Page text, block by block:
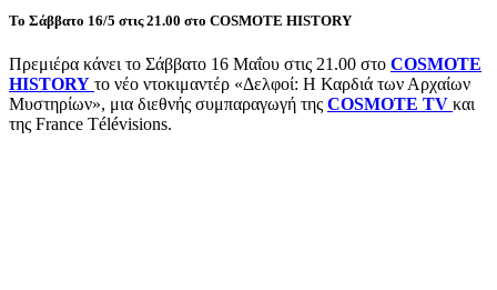
Το Σάββατο 16/5 στις 21.00 στο COSMOTE HISTORY
Πρεμιέρα κάνει το Σάββατο 16 Μαΐου στις 21.00 στο COSMOTE
HISTORY το νέο ντοκιμαντέρ «Δελφοί: Η Καρδιά των Αρχαίων
Μυστηρίων», μια διεθνής συμπαραγωγή της COSMOTE TV και
της France Télévisions.